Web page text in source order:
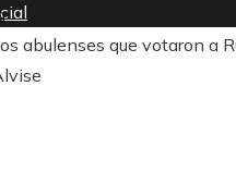
abulenses que votaron a